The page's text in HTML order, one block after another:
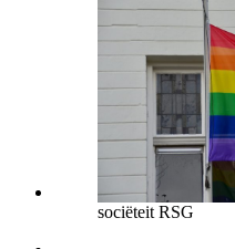
sociëteit RSG